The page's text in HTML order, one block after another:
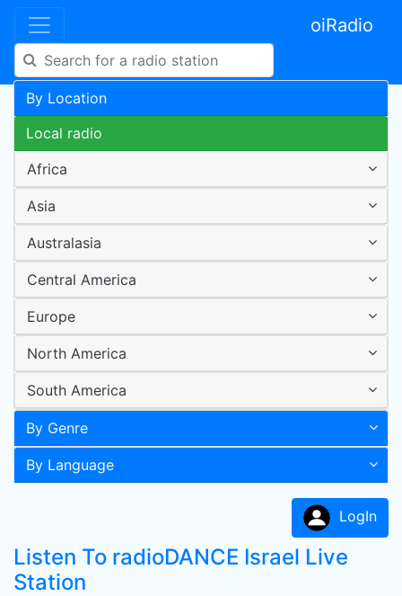
oiRadio
By Location
Local radio
Africa
Asia
Australasia
Central America
Europe
North America
South America
By Genre
By Language
LogIn
Listen To radioDANCE Israel Live
Station